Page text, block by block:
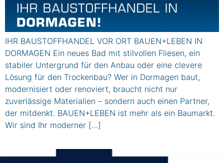
IHR BAUSTOFFHANDEL VOR ORT BAUEN+LEBEN IN
DORMAGEN Ein neues Bad mit stilvollen Fliesen, ein
stabiler Untergrund für den Anbau oder eine clevere
Lösung für den Trockenbau? Wer in Dormagen baut,
modernisiert oder renoviert, braucht nicht nur
zuverlässige Materialien – sondern auch einen Partner,
der mitdenkt. BAUEN+LEBEN ist mehr als ein Baumarkt.
Wir sind Ihr moderner […]